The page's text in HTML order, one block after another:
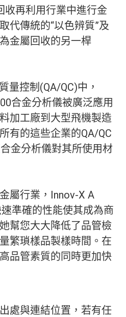
再利用行業中進行金
代傳統的“以色辨質”及
金屬回收的另一桿
控制(QA/QC)中，
合金分析儀被廣泛應用
加工廠到大型飛機製造
有的這些企業的QA/QC
金分析儀對其所使用材
屬行業，Innov-X A
準確的性能使其成為商
幫您大大降低了品管檢
繁瑣樣品製樣時間。在
品管素質的同時更加快
與連結位置，若有任